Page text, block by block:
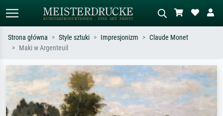
Szukaj wg artysty, tytułu lub stylu – np.
Monet, Gwiaździsta noc,
impresjonizm, fala Hokusaia, akt.
Opisz scenę – np. zielona łąka,
abstrakcja z czerwienią, ciemny olej,
stojący akt obok drzewa.
Strona główna Style sztuki Impresjonizm
Claude Monet
Maki w Argenteuil